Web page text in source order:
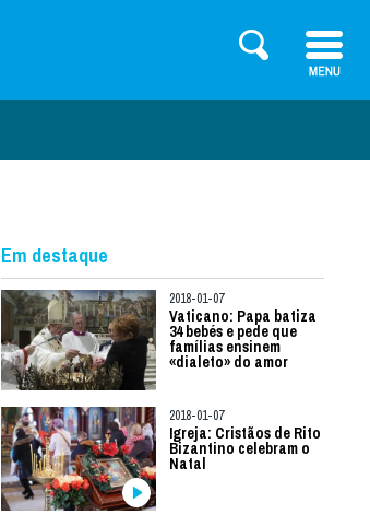
Em destaque
2018-01-07
Vaticano: Papa batiza
34 bebés e pede que
famílias ensinem
«dialeto» do amor
2018-01-07
Igreja: Cristãos de Rito
Bizantino celebram o
Natal